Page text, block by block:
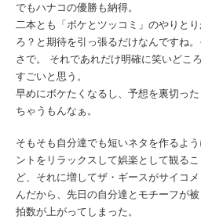
でもハナコの優勝も納得。
二本とも「ボケとツッコミ」のやりと
ろ？と期待を引っ張るだけなんですね
さで。 それであれだけ明確に笑いどこ
すごいと思う。
早めにボケたくなるし、予想を裏切っ
ちゃうもんなぁ。
そもそも自分達でも短いネタを作るよ
ントをリラックスして娯楽として観る
ど、それに増してザ・ギースがサイコ
んだから、先日の自分達とモチーフが
拍数が上がってしまった。